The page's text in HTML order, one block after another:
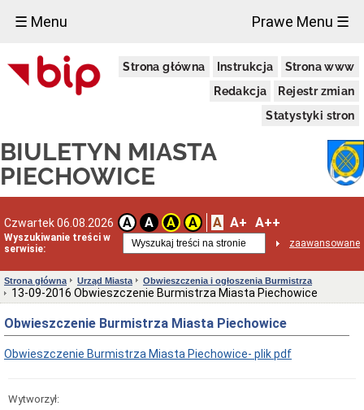
☰ Menu Prawe Menu ☰
Strona główna Instrukcja
Strona www
Redakcja
Rejestr zmian
Statystyki stron
BIULETYN MIASTA
PIECHOWICE
Czwartek 06.08.2026 A A A A A A+ A++
Wyszukiwanie treści w
serwisie:
zaawansowane
Miasto
Raporty
Miasta
Strategie
i
Taryfy
za
i
ścieki
Informacje
o
środowisku
Ochrona
środowiska
komunalne
Strona główna Urząd Miasta Obwieszczenia i ogłoszenia Burmistrza
13-09-2016 Obwieszczenie Burmistrza Miasta Piechowice
Obwieszczenie Burmistrza Miasta Piechowice
Obwieszczenie Burmistrza Miasta Piechowice- plik pdf
Wytworzył:
×